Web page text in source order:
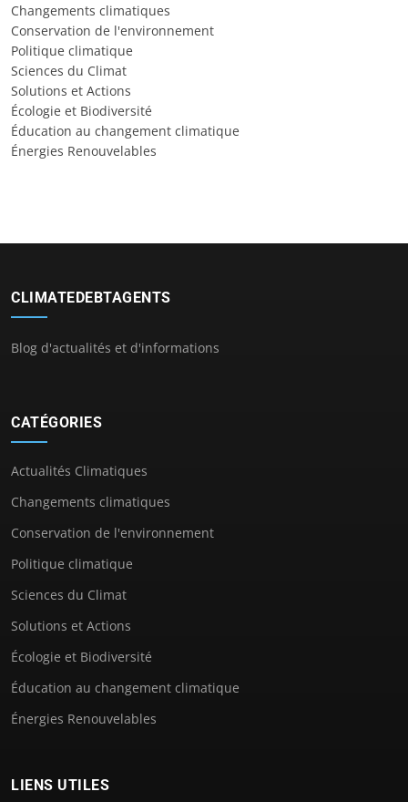
Changements climatiques
Conservation de l'environnement
Politique climatique
Sciences du Climat
Solutions et Actions
Écologie et Biodiversité
Éducation au changement climatique
Énergies Renouvelables
CLIMATEDEBTAGENTS
Blog d'actualités et d'informations
CATÉGORIES
Actualités Climatiques
Changements climatiques
Conservation de l'environnement
Politique climatique
Sciences du Climat
Solutions et Actions
Écologie et Biodiversité
Éducation au changement climatique
Énergies Renouvelables
LIENS UTILES